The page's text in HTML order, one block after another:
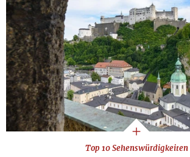
Top 10 Sehenswürdigkeiten